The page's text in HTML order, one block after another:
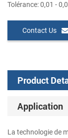
Tolérance: 0,01 -
Contact Us
Product
Application
La technologie de